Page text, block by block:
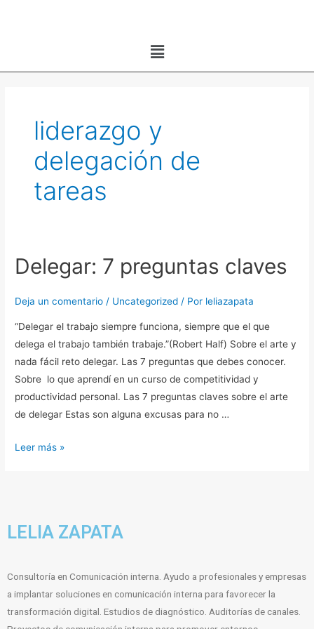
Menú
liderazgo y
delegación de
tareas
Delegar: 7 preguntas claves
Deja un comentario / Uncategorized / Por leliazapata
“Delegar el trabajo siempre funciona, siempre que el que
delega el trabajo también trabaje.”(Robert Half) Sobre el arte y
nada fácil reto delegar. Las 7 preguntas que debes conocer.
Sobre lo que aprendí en un curso de competitividad y
productividad personal. Las 7 preguntas claves sobre el arte
de delegar Estas son alguna excusas para no …
Delegar:
7
preguntas
Leer más »
LELIA ZAPATA
Consultoría en Comunicación interna. Ayudo a profesionales y empresas
a implantar soluciones en comunicación interna para favorecer la
transformación digital. Estudios de diagnóstico. Auditorías de canales.